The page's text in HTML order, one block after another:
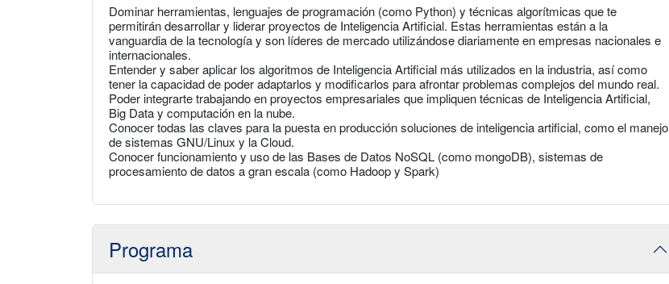
Dominar herramientas, lenguajes de programación (como Python) y técnicas algorítmicas que te
permitirán desarrollar y liderar proyectos de Inteligencia Artificial. Estas herramientas están a la
vanguardia de la tecnología y son líderes de mercado utilizándose diariamente en empresas nacionales e
internacionales.
Entender y saber aplicar los algoritmos de Inteligencia Artificial más utilizados en la industria, así como
tener la capacidad de poder adaptarlos y modificarlos para afrontar problemas complejos del mundo real.
Poder integrarte trabajando en proyectos empresariales que impliquen técnicas de Inteligencia Artificial,
Big Data y computación en la nube.
Conocer todas las claves para la puesta en producción soluciones de inteligencia artificial, como el manejo
de sistemas GNU/Linux y la Cloud.
Conocer funcionamiento y uso de las Bases de Datos NoSQL (como mongoDB), sistemas de
procesamiento de datos a gran escala (como Hadoop y Spark)
Programa